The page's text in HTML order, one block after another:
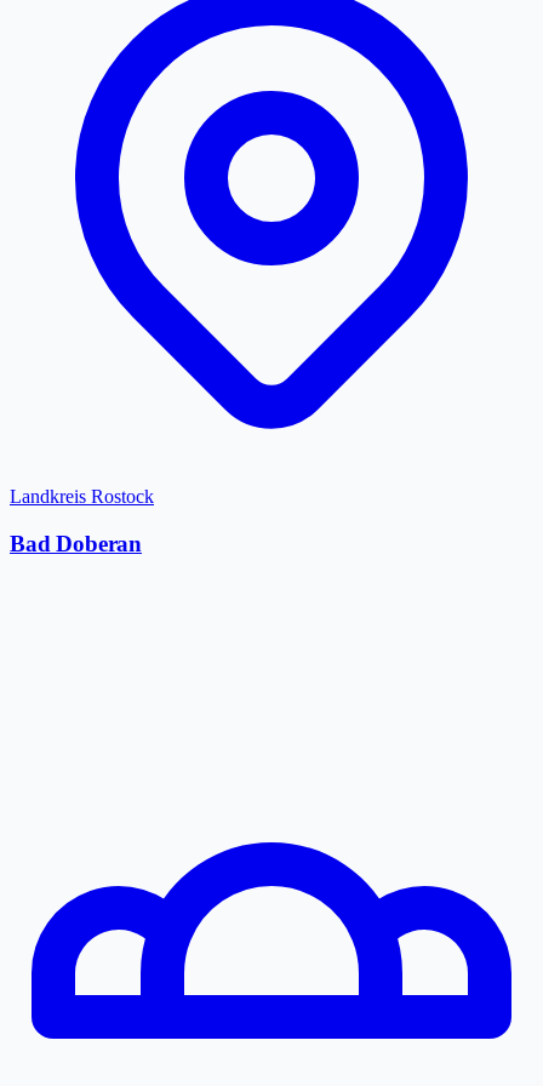
Landkreis Rostock
Bad Doberan